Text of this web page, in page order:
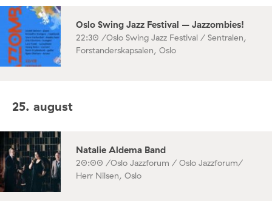
Oslo Swing Jazz Festival – Jazzombies!
22:30 /Oslo Swing Jazz Festival / Sentralen,
Forstanderskapsalen, Oslo
25. august
Natalie Aldema Band
20:00 /Oslo Jazzforum / Oslo Jazzforum/
Herr Nilsen, Oslo